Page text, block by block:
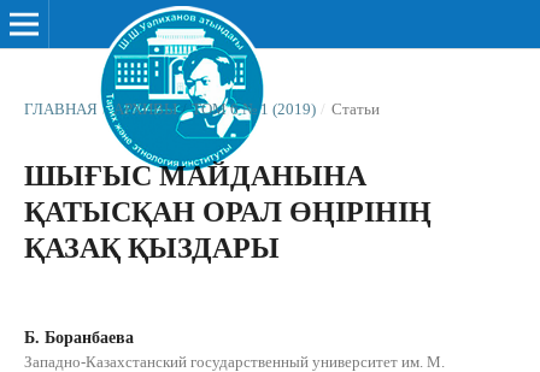
ГЛАВНАЯ / АРХИВЫ / ТОМ 6 № 1 (2019) / Статьи
ШЫҒЫС МАЙДАНЫНА
ҚАТЫСҚАН ОРАЛ ӨҢІРІНІҢ
ҚАЗАҚ ҚЫЗДАРЫ
Б. Боранбаева
Западно-Казахстанский государственный университет им. М.